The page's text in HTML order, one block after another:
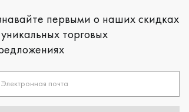
первыми о наших скидках
торговых
Электронная почта